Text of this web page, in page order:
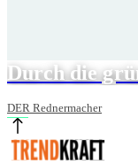
Durch die
DER Rednermacher